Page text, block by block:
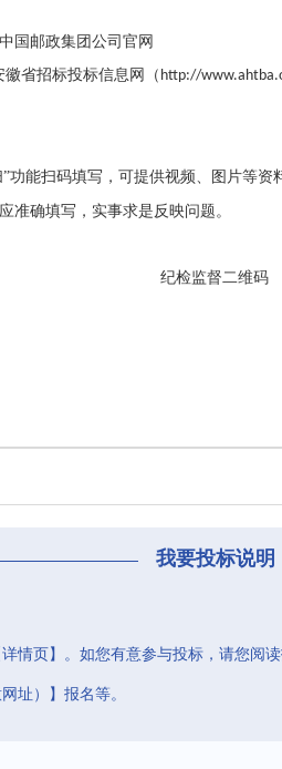
国邮政集团公司官网
徽省招标投标信息网（ http://
”功能扫码填写，可提供视频、图片等
准确填写，实事求是反映问题。
纪检监督二维码
我要投标说明
情页】。如您有意参与投标，请您阅
址）】报名等。